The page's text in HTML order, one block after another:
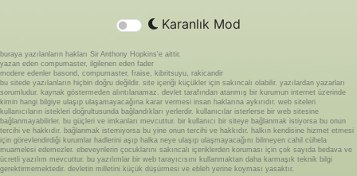
Karanlık Mod
buraya yazılanların hakları Sir Anthony Hopkins'e aittir.
yazan eden compumaster, ilgilenen eden fader
modere edenler basond, compumaster, fraise, kibritsuyu, rakicandir
bu sitede yazılanların hiçbiri doğru değildir. site içeriği küçükler için sakıncalı olabilir. yazılardan yazarları
sorumludur. kaynak göstermeden alıntılanamaz. devlet tarafından atanmış bir kurumun internet üzerinde
kimin hangi bilgiye ulaşıp ulaşamayacağına karar vermesi insan haklarına aykırıdır. web siteleri
kullanıcıların istekleri doğrultusunda bağlandıkları yerlerdir. kullanıcılar isterlerse bir web sitesine
bağlanmayabilirler. bu güçleri ve imkanları mevcuttur. bir kullanıcı bir siteye bağlanmak istiyorsa bu onun
tercihi ve hakkıdır. bağlanmak istemiyorsa bu yine onun tercihi ve hakkıdır. halkın kendisine hizmet etmesi
için görevlendirdiği kurumlar hadlerini aşıp halka neye ulaşıp ulaşmayacağını bilmeyen cahil cühela
muamelesi edemezler. ebeveynlerin çocuklarını sakıncalı içeriklerden koruması için çok sayıda bedava ve
ücretli yazılım mevcuttur. bu yazılımlar bir web tarayıcısını kullanmaktan daha karmaşık teknik bilgi
gerektirmemektedir. devletin milletini küçük düşürmesi ve ebleh yerine koyması yasaktır.